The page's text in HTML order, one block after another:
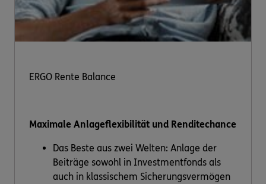
ERGO Rente Balance
Maximale Anlageflexibilität und Renditechance
Das Beste aus zwei Welten: Anlage der
Beiträge sowohl in Investmentfonds als
auch in klassischem Sicherungsvermögen